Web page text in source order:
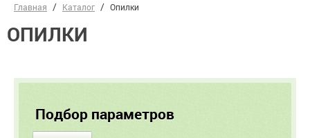
Главная Каталог Опилки
ОПИЛКИ
Подбор параметров